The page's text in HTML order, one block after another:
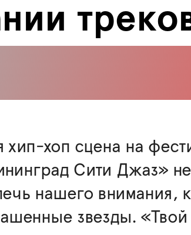
хип-хоп сцена на
Сити Джаз»
нашего внимания,
звезды.